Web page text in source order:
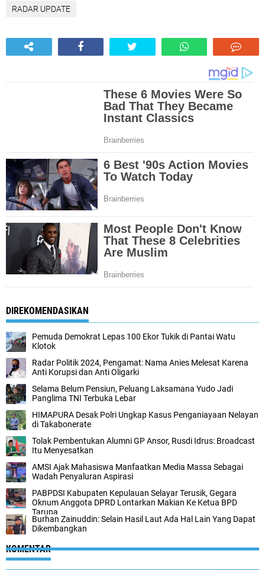
RADAR UPDATE
DIREKOMENDASIKAN
Pemuda Demokrat Lepas 100 Ekor Tukik di Pantai Watu
Klotok
Radar Politik 2024, Pengamat: Nama Anies Melesat Karena
Anti Korupsi dan Anti Oligarki
Selama Belum Pensiun, Peluang Laksamana Yudo Jadi
Panglima TNI Terbuka Lebar
HIMAPURA Desak Polri Ungkap Kasus Penganiayaan Nelayan
di Takabonerate
Tolak Pembentukan Alumni GP Ansor, Rusdi Idrus: Broadcast
Itu Menyesatkan
AMSI Ajak Mahasiswa Manfaatkan Media Massa Sebagai
Wadah Penyaluran Aspirasi
PABPDSI Kabupaten Kepulauan Selayar Terusik, Gegara
Oknum Anggota DPRD Lontarkan Makian Ke Ketua BPD
Tarupa
Burhan Zainuddin: Selain Hasil Laut Ada Hal Lain Yang Dapat
Dikembangkan
KOMENTAR